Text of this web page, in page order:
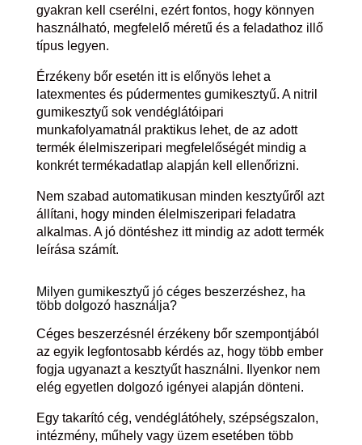
gyakran kell cserélni, ezért fontos, hogy könnyen
használható, megfelelő méretű és a feladathoz illő
típus legyen.
Érzékeny bőr esetén itt is előnyös lehet a
latexmentes és púdermentes gumikesztyű. A nitril
gumikesztyű sok vendéglátóipari
munkafolyamatnál praktikus lehet, de az adott
termék élelmiszeripari megfelelőségét mindig a
konkrét termékadatlap alapján kell ellenőrizni.
Nem szabad automatikusan minden kesztyűről azt
állítani, hogy minden élelmiszeripari feladatra
alkalmas. A jó döntéshez itt mindig az adott termék
leírása számít.
Milyen gumikesztyű jó céges beszerzéshez, ha
több dolgozó használja?
Céges beszerzésnél érzékeny bőr szempontjából
az egyik legfontosabb kérdés az, hogy több ember
fogja ugyanazt a kesztyűt használni. Ilyenkor nem
elég egyetlen dolgozó igényei alapján dönteni.
Egy takarító cég, vendéglátóhely, szépségszalon,
intézmény, műhely vagy üzem esetében több